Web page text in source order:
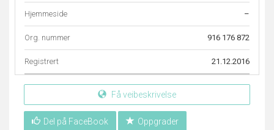
Hjemmeside –
Org. nummer 916 176 872
Registrert 21.12.2016
Få veibeskrivelse
Del på FaceBook Oppgrader